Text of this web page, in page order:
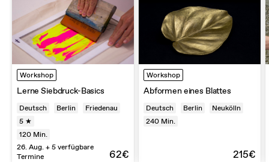
Workshop
Lerne Siebdruck-Basics
Deutsch Berlin
Friedenau
5 ★
120 Min.
26. Aug. + 5 verfügbare
Termine
62€
Workshop
Abformen eines Blattes
Deutsch Berlin
Neukölln
240 Min.
215€